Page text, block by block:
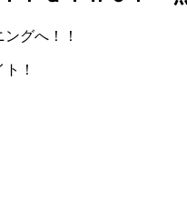
グへ！！
！